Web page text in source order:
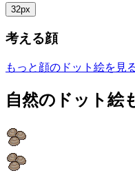
32px
考える顔
もっと顔のドット絵を見
自然のドット絵